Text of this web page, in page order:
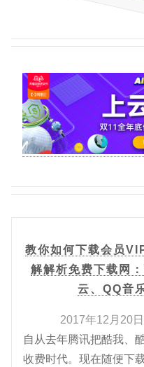
教你如何下载会员
解解析免费下载网
云、QQ音
2017年12月20
自从去年腾讯把酷我、
收费时代。现在随便下